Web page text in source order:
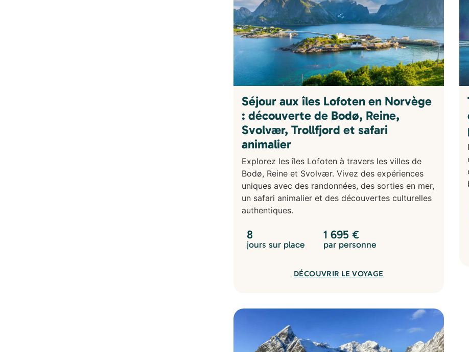
Séjour aux îles Lofoten en Norvège
: découverte de Bodø, Reine,
Svolvær, Trollfjord et safari
animalier
Explorez les îles Lofoten à travers les villes de
Bodø, Reine et Svolvær. Vivez des expériences
uniques avec des randonnées, des sorties en mer,
un safari animalier et des découvertes culturelles
authentiques.
8
jours sur place
1 695 €
par personne
DÉCOUVRIR LE VOYAGE